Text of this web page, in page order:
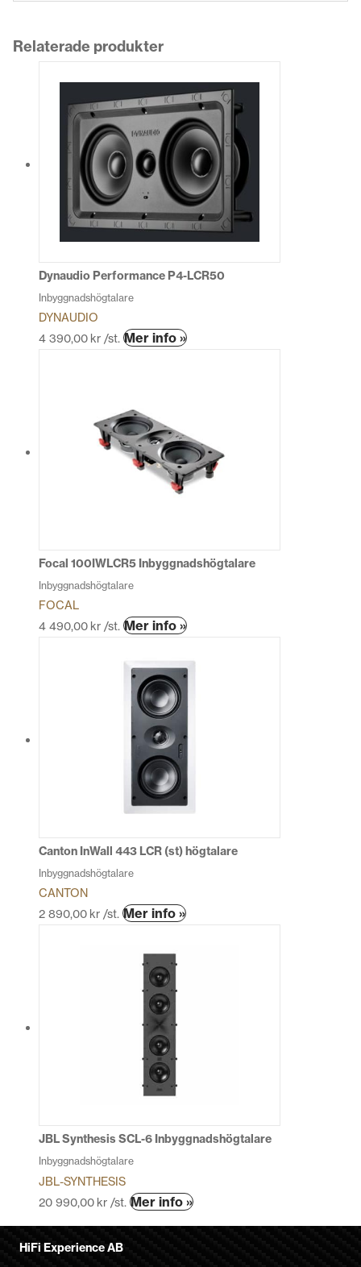
Relaterade produkter
Dynaudio Performance P4-LCR50
Inbyggnadshögtalare
DYNAUDIO
4 390,00 kr /st. Mer info »Den
De
olika
alternativen
produktsidan
Focal 100IWLCR5 Inbyggnadshögtalare
Inbyggnadshögtalare
FOCAL
4 490,00 kr /st. Mer info »
Canton InWall 443 LCR (st) högtalare
Inbyggnadshögtalare
CANTON
2 890,00 kr /st. Mer info »Den
produktsidan
JBL Synthesis SCL-6 Inbyggnadshögtalare
Inbyggnadshögtalare
JBL-SYNTHESIS
20 990,00 kr /st. Mer info »Den
HiFi Experience AB